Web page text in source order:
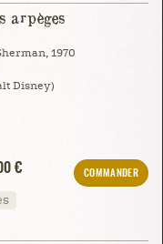
arpèges
1970
Disney)
€
COMMANDER